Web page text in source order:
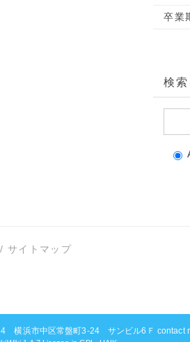
卒業
検索
/ サイトマップ
横浜市中区常盤町3-24 サンビル6Ｆ contact